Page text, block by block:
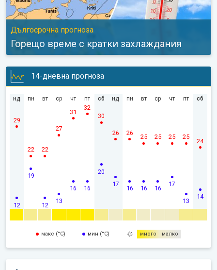
Дългосрочна прогноза
Горещо време с кратки захлаждания
14-дневна прогноза
нд
12
29
пн
19
22
вт
12
22
ср
13
27
чт
16
31
пт
16
32
сб
20
30
нд
17
26
пн
16
26
вт
16
25
ср
16
25
чт
17
25
пт
13
25
сб
14
24
макс (°C) мин (°C) много малко